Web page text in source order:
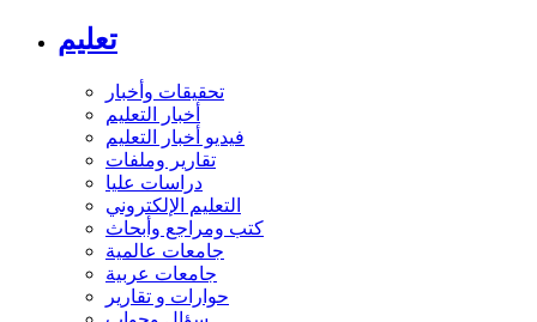
تعليم
تحقيقات وأخبار
أخبار التعليم
فيديو أخبار التعليم
تقارير وملفات
دراسات عليا
التعليم الإلكتروني
كتب ومراجع وأبحاث
جامعات عالمية
جامعات عربية
حوارات و تقارير